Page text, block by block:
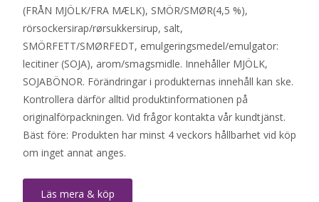
(FRÅN MJÖLK/FRA MÆLK), SMÖR/SMØR(4,5 %),
rörsockersirap/rørsukkersirup, salt,
SMÖRFETT/SMØRFEDT, emulgeringsmedel/emulgator:
lecitiner (SOJA), arom/smagsmidle. Innehåller MJÖLK,
SOJABÖNOR. Förändringar i produkternas innehåll kan ske.
Kontrollera därför alltid produktinformationen på
originalförpackningen. Vid frågor kontakta vår kundtjänst.
Bäst före: Produkten har minst 4 veckors hållbarhet vid köp
om inget annat anges.
Läs mera & köp